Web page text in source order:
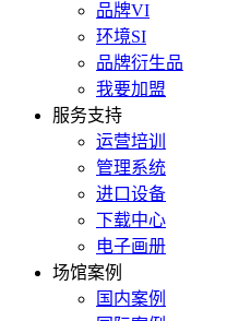
品牌VI
环境SI
品牌衍生品
我要加盟
服务支持
运营培训
管理系统
进口设备
下载中心
电子画册
场馆案例
国内案例